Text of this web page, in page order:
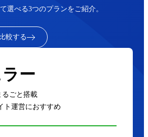
選べる3つのプランをご紹介。
較する
ー
るごと搭載
ト運営におすすめ